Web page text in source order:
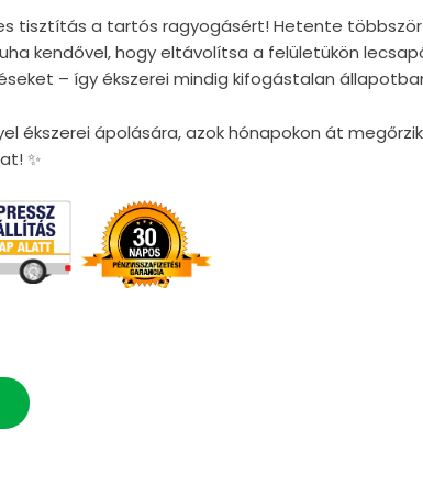
tisztítás a tartós ragyogásért! Hetente
kendővel, hogy eltávolítsa a felületükön
– így ékszerei mindig kifogástalan
ékszerei ápolására, azok hónapokon át
✨